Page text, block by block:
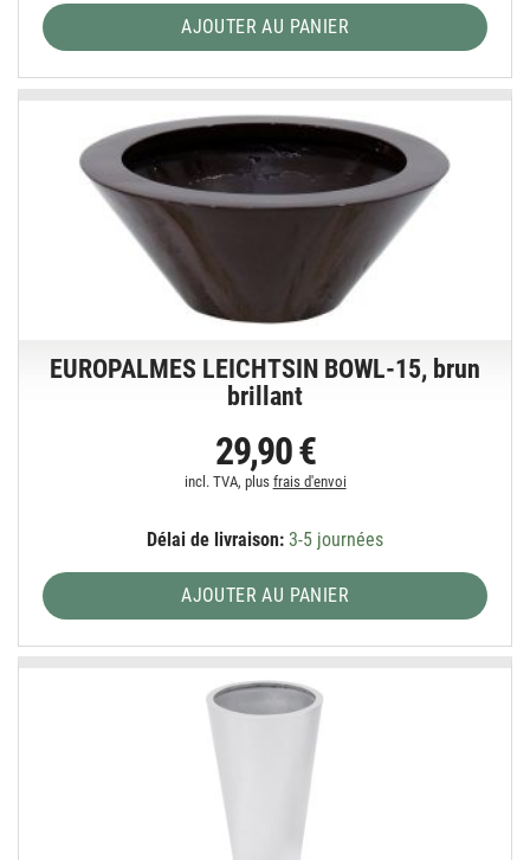
AJOUTER AU PANIER
EUROPALMES LEICHTSIN BOWL-15, brun
brillant
29,90 €
incl. TVA, plus frais d'envoi
Délai de livraison: 3-5 journées
AJOUTER AU PANIER